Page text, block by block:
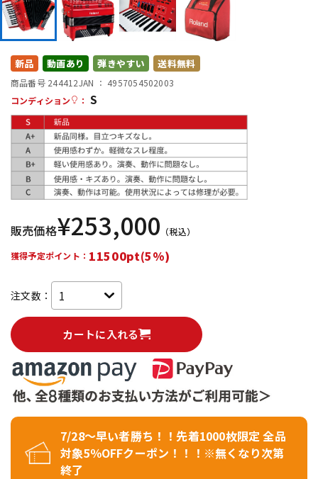
DTM オンライン納品 レコーディング機器
配信/ライブ機器
新品 動画あり 弾きやすい 送料無料
商品番号 244412JAN ： 4957054502003
コンディション
： S
販売価格¥253,000 （税込）
獲得予定ポイント： 11500pt(5%)
注文数：
カートに入れる
7/28～早い者勝ち！！先着1000枚限定 全品
対象5％OFFクーポン！！！※無くなり次第
終了